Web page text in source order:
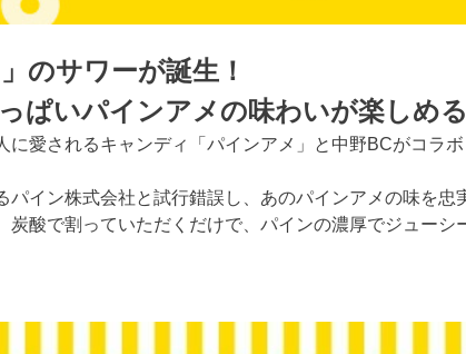
のサワーが誕生！
ぱいパインアメの味わいが楽しめ
に愛されるキャンディ「パインアメ」と中野BCがコラ
イン株式会社と試行錯誤し、あのパインアメの味を忠
炭酸で割っていただくだけで、パインの濃厚でジュー